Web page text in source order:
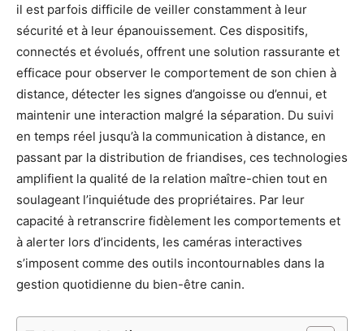
il est parfois difficile de veiller constamment à leur
sécurité et à leur épanouissement. Ces dispositifs,
connectés et évolués, offrent une solution rassurante et
efficace pour observer le comportement de son chien à
distance, détecter les signes d’angoisse ou d’ennui, et
maintenir une interaction malgré la séparation. Du suivi
en temps réel jusqu’à la communication à distance, en
passant par la distribution de friandises, ces technologies
amplifient la qualité de la relation maître-chien tout en
soulageant l’inquiétude des propriétaires. Par leur
capacité à retranscrire fidèlement les comportements et
à alerter lors d’incidents, les caméras interactives
s’imposent comme des outils incontournables dans la
gestion quotidienne du bien-être canin.